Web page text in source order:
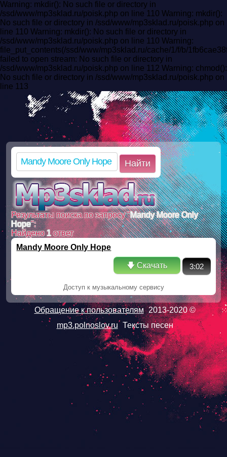
Warning: mkdir(): No such file or directory in
/ssd/www/mp3sklad.ru/poisk.php on line 110 Warning: mkdir():
No such file or directory in /ssd/www/mp3sklad.ru/poisk.php on
line 110 Warning: mkdir(): No such file or directory in
/ssd/www/mp3sklad.ru/poisk.php on line 110 Warning:
file_put_contents(/ssd/www/mp3sklad.ru/cache/1/f/b/
failed to open stream: No such file or directory in
/ssd/www/mp3sklad.ru/poisk.php on line 112 Warning: chmod():
No such file or directory in /ssd/www/mp3sklad.ru/poisk.php on
line 113
Найти
Результаты поиска по запросу "Mandy Moore Only
Hope":
Найдено1ответ
Mandy Moore Only Hope
🡇 Скачать 3:02
Доступ к музыкальному сервису
Обращение к пользователям 2013-2020 ©
mp3.polnoslov.ru Тексты песен